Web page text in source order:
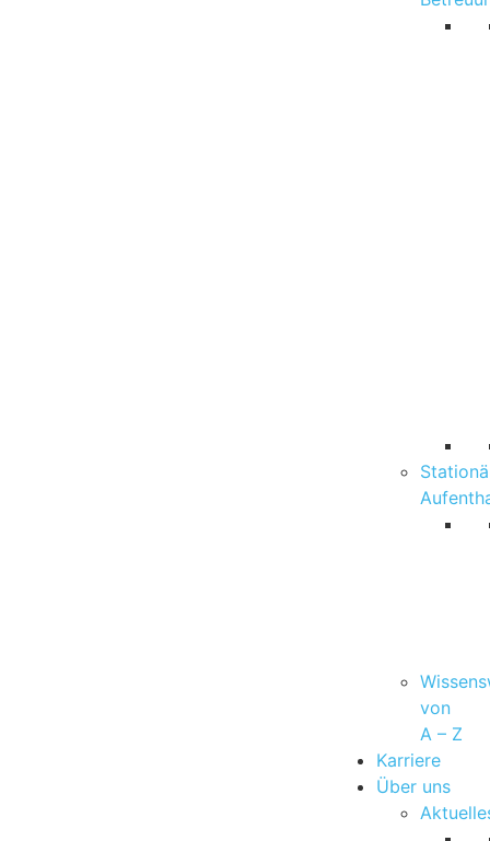
von
A – Z
Karriere
Über uns